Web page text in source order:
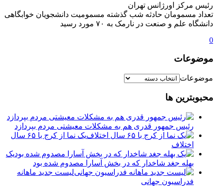
رئیس مرکز اورژانس تهران
تعداد مسمومان حادثه شب گذشته مسمومیت دانشجویان خوابگاهی
دانشگاه علم و صنعت در نارمک به ۷۰ مورد رسید
0
موضوعات
موضوعات
محبوبترین ها
رئیس جمهور قدری هم به مشکلات معیشتی مردم بپردازد
یک نما از کرج با ۶۵ سال
اختلاف
یک
بهله جغد شاخدار که در بخش آسارا مصدوم شده بود
لیست جدید ماهانه
فدراسیون جهانی